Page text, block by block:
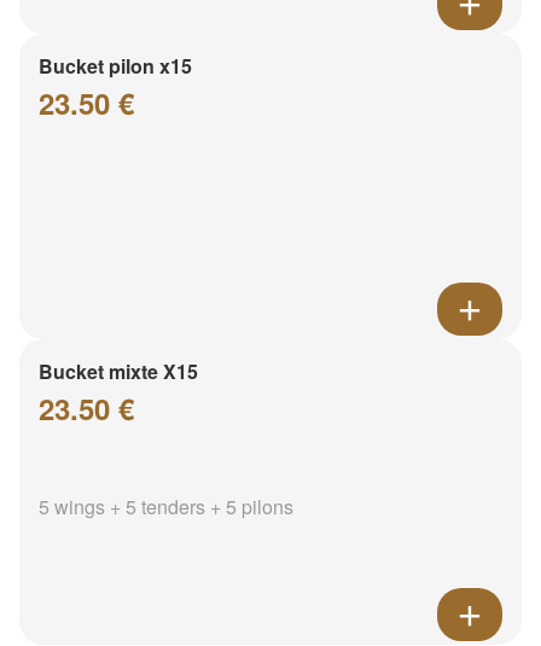
Bucket pilon x15
23.50 €
Bucket mixte X15
23.50 €
5 wings + 5 tenders + 5 pilons